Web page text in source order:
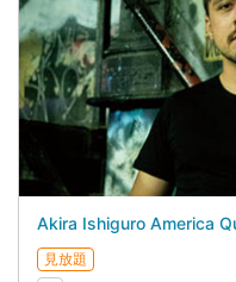
Akira Ishiguro America
見放題